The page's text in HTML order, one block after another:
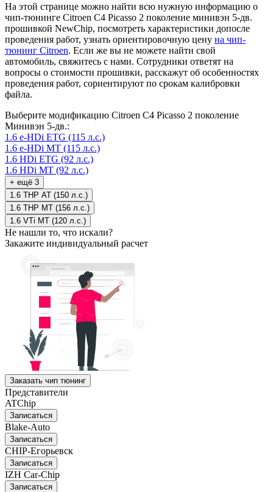
На этой странице можно найти всю нужную информацию о
чип-тюнинге Citroen C4 Picasso 2 поколение минивэн 5-дв.
прошивкой NewChip, посмотреть характеристики допосле
проведения работ, узнать ориентировочную цену на чип-
тюнинг Citroen. Если же вы не можете найти свой
автомобиль, свяжитесь с нами. Сотрудники ответят на
вопросы о стоимости прошивки, расскажут об особенностях
проведения работ, сориентируют по срокам калибровки
файла.
Выберите модификацию Citroen C4 Picasso 2 поколение
Минивэн 5-дв.:
1.6 e-HDi ETG (115 л.с.)
1.6 e-HDi MT (115 л.с.)
1.6 HDi ETG (92 л.с.)
1.6 HDi MT (92 л.с.)
+ ещё 3
1.6 THP AT (150 л.с.)
1.6 THP MT (156 л.с.)
1.6 VTi MT (120 л.с.)
Не нашли то, что искали?
Закажите индивидуальный расчет
Заказать чип тюнинг
Представители
ATChip
Записаться
Blake-Auto
Записаться
CHIP-Егорьевск
Записаться
IZH Car-Chip
Записаться